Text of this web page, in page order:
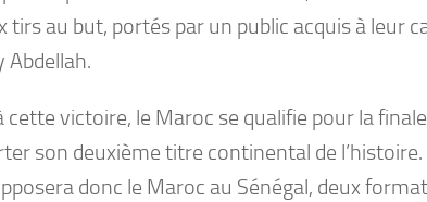
tirs au but, portés par un public acquis à leur
Abdellah.
cette victoire, le Maroc se qualifie pour la
son deuxième titre continental de l’histoire.
donc le Maroc au Sénégal, deux